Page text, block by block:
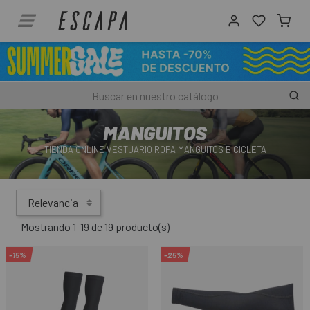
MANGUITOS
TIENDA ONLINE VESTUARIO ROPA MANGUITOS BICICLETA
Relevancia
Mostrando 1-19 de 19 producto(s)
-15% -25%